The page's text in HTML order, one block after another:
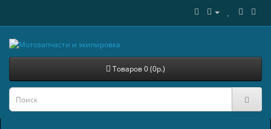
Товаров 0 (0р.)